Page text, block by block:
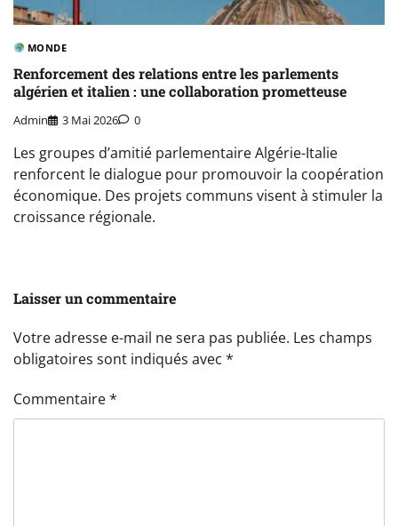
MONDE
Renforcement des relations entre les parlements
algérien et italien : une collaboration prometteuse
Admin 3 Mai 2026 0
Les groupes d’amitié parlementaire Algérie-Italie
renforcent le dialogue pour promouvoir la coopération
économique. Des projets communs visent à stimuler la
croissance régionale.
Laisser un commentaire
Votre adresse e-mail ne sera pas publiée. Les champs
obligatoires sont indiqués avec *
Commentaire*